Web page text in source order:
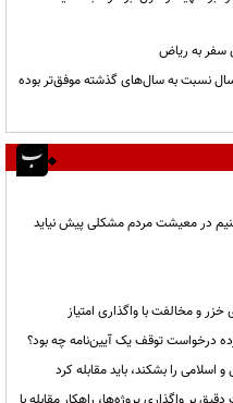
سفر به ریاض
نسبت به سال‌های گذشته موفق‌تر بوده
کنیم در معیشت مردم مشکلی پیش نیاید
و مخالفت با واگذاری امتیاز
درخواست توقف یک آیین‌نامه چه بود؟
را بشکند، باید مقابله کرد